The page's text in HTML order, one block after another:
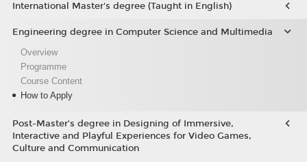
International Master's degree (Taught in English)
Engineering degree in Computer Science and Multimedia
Overview
Programme
Course Content
How to Apply
Post-Master’s degree in Designing of Immersive,
Interactive and Playful Experiences for Video Games,
Culture and Communication